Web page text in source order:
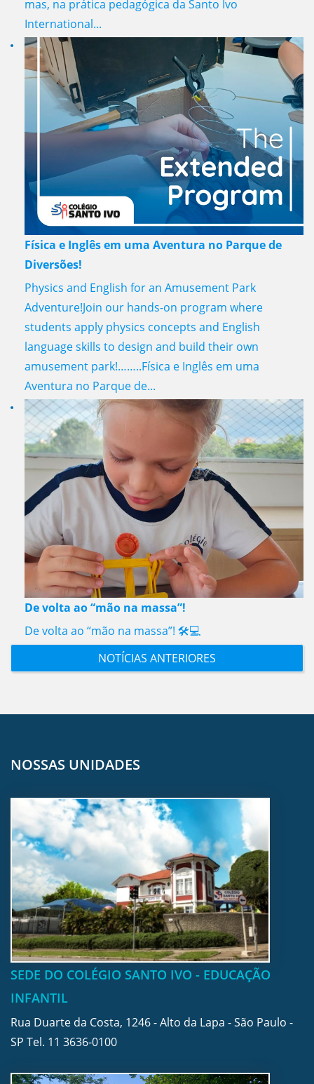
mas, na prática pedagógica da Santo Ivo
International...
Física e Inglês em uma Aventura no Parque de
Diversões!
Physics and English for an Amusement Park
Adventure!Join our hands-on program where
students apply physics concepts and English
language skills to design and build their own
amusement park!……..Física e Inglês em uma
Aventura no Parque de...
De volta ao “mão na massa”!
De volta ao “mão na massa”! 🛠️💻
NOTÍCIAS ANTERIORES
NOSSAS UNIDADES
SEDE DO COLÉGIO SANTO IVO - EDUCAÇÃO
INFANTIL
Rua Duarte da Costa, 1246 - Alto da Lapa - São Paulo -
SP Tel. 11 3636-0100